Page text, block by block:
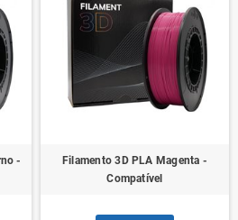
-
Filamento 3D PLA Magenta -
Compatível